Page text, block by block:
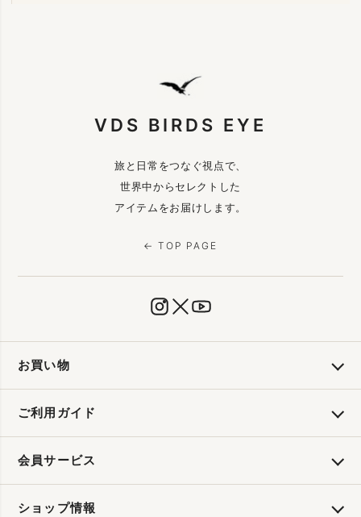
VDS BIRDS EYE
旅と日常をつなぐ視点で、
世界中からセレクトした
アイテムをお届けします。
← TOP PAGE
お買い物
ご利用ガイド
会員サービス
ショップ情報